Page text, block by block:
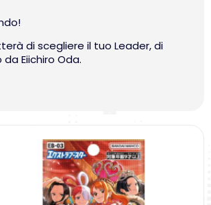
di scegliere il tuo Leader, di
Eiichiro Oda.